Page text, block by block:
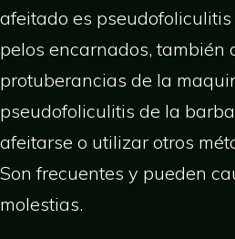
afeitado es
pelos encarnados, también
protuberancias de la
pseudofoliculitis de la
afeitarse o utilizar otros
Son frecuentes y pueden
molestias.